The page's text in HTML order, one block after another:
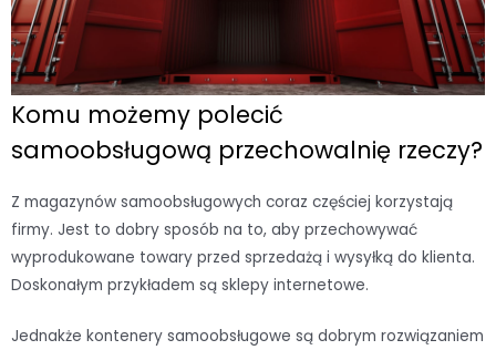
Komu możemy polecić
samoobsługową przechowalnię rzeczy?
Z magazynów samoobsługowych coraz częściej korzystają
firmy. Jest to dobry sposób na to, aby przechowywać
wyprodukowane towary przed sprzedażą i wysyłką do klienta.
Doskonałym przykładem są sklepy internetowe.
Jednakże kontenery samoobsługowe są dobrym rozwiązaniem